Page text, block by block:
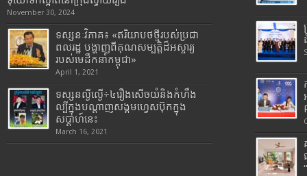
November 30, 2024
ទស្សនៈវិភាគ៖ «ឥរិយាបថថ្មីរបស់ប្រជា
ពលរដ្ឋ បង្ហាញពីគុណសម្បត្តិដ៏អស្ចារ្យ
របស់មេដឹកនាំកម្ពុជា»
April 1, 2021
ទស្សនល្ងីល្ងើ÷៤រឿងសើចយំនិងកំហឹង
ល្បីក្នុងបណ្តាញសង្គមហ្វេសប៊ុកក្នុង
សប្តាហ៍នេះ
March 16, 2021